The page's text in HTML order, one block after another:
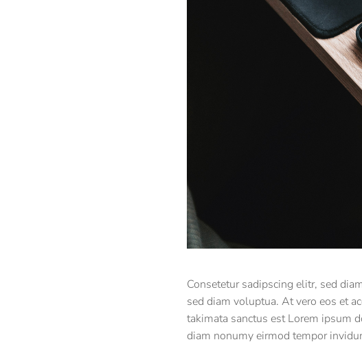
Consetetur sadipscing elitr, sed
sed diam voluptua. At vero eos et
takimata sanctus est Lorem ipsum
diam nonumy eirmod tempor